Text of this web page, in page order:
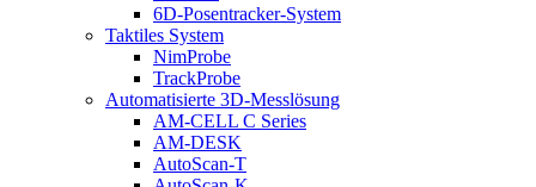
6D-Posentracker-System
Taktiles System
NimProbe
TrackProbe
Automatisierte 3D-Messlösung
AM-CELL C Series
AM-DESK
AutoScan-T